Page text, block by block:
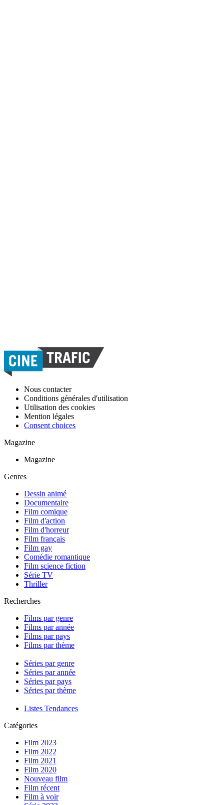
Nous contacter
Conditions générales d'utilisation
Utilisation des cookies
Mention légales
Consent choices
Magazine
Magazine
Genres
Dessin animé
Documentaire
Film comique
Film d'action
Film d'horreur
Film français
Film gay
Comédie romantique
Film science fiction
Série TV
Thriller
Recherches
Films par genre
Films par année
Films par pays
Films par thème
Séries par genre
Séries par année
Séries par pays
Séries par thème
Listes Tendances
Catégories
Film 2023
Film 2022
Film 2021
Film 2020
Nouveau film
Film récent
Film à voir